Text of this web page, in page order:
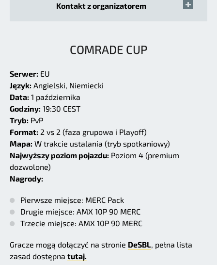
Kontakt z organizatorem
COMRADE CUP
Serwer: EU
Język: Angielski, Niemiecki
Data: 1 października
Godziny: 19:30 CEST
Tryb: PvP
Format: 2 vs 2 (faza grupowa i Playoff)
Mapa: W trakcie ustalania (tryb spotkaniowy)
Najwyższy poziom pojazdu: Poziom 4 (premium
dozwolone)
Nagrody:
Pierwsze miejsce: MERC Pack
Drugie miejsce: AMX 10P 90 MERC
Trzecie miejsce: AMX 10P 90 MERC
Gracze mogą dołączyć na stronie DeSBL, pełna lista
zasad dostępna tutaj.